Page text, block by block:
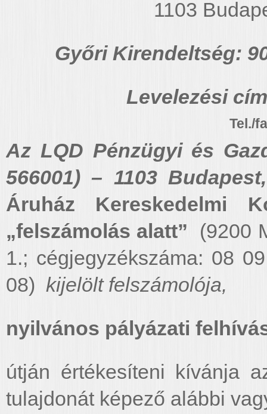
1103
Győri Kirendeltség:
Levelezési
Tel./
Az LQD Pénzügyi és
566001) – 1103
Áruház Kereskedelmi
„felszámolás alatt” (9200
1.; cégjegyzékszáma: 08
08) kijelölt felszámolója,
nyilvános pályázati
útján értékesíteni kívánja
tulajdonát képező alábbi